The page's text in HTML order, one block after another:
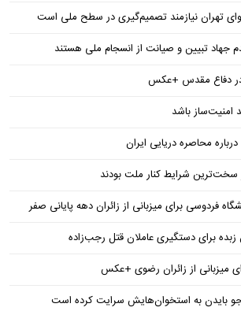
تهران نیازمند تصمیم‌گیری در سطح ملی است
جهاد تبیین و صیانت از انسجام ملی هستند
در دفاع مقدس +عکس
امنیت‌ساز باشد
محاصره دریایی ایران
سخت‌ترین شرایط کنار ملت بودند
فردوسی برای میزبانی از زائران دهه پایانی صفر
زبده برای دستگیری عاملان قتل رجب‌زاده
میزبانی از زائران رضوی +عکس
بایدن به استخوان‌هایش سرایت کرده است